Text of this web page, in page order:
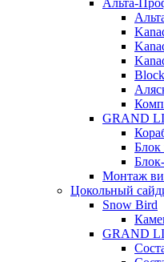
Альта-
GRAND
Блок
Монтаж
Цокольный
Snow Bird
GRAND